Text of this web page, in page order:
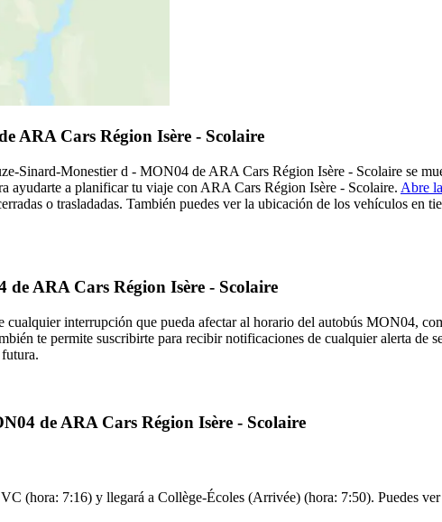
ARA Cars Région Isère - Scolaire
Sinard-Monestier d - MON04 de ARA Cars Région Isère - Scolaire se
ayudarte a planificar tu viaje con ARA Cars Région Isère - Scolaire. Abre
o trasladadas. También puedes ver la ubicación de los vehículos en
ARA Cars Région Isère - Scolaire
cualquier interrupción que pueda afectar al horario del autobús MON04,
te permite suscribirte para recibir notificaciones de cualquier alerta
de ARA Cars Région Isère - Scolaire
(hora: 7:16) y llegará a Collège-Écoles (Arrivée) (hora: 7:50). Puedes